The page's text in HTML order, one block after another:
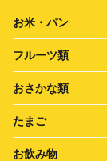
お米・パン
フルーツ類
おさかな類
たまご
お飲み物